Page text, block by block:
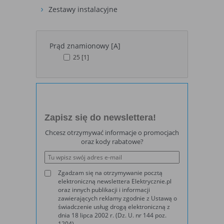
Cookies stałe nie jest kasowane po zamknięciu
przeglądarki i pozostaje w urządzeniu
właściciela witryny
serwisu, który zarządza cookies:
(first party
cookie umieszczone bezpośrednio przez
zewnętrzne
(third-party
cookie umieszczone przez zewnętrzne
wywołane przez właściciela witryny
cookie mogą być wywołane przez administratora
Zestawy instalacyjne
Prąd znamionowy [A]
25 [1]
Zapisz się do newslettera!
Chcesz otrzymywać informacje o promocjach
oraz kody rabatowe?
Zgadzam się na otrzymywanie pocztą
elektroniczną newslettera Elektrycznie.pl
oraz innych publikacji i informacji
zawierających reklamy zgodnie z Ustawą o
świadczenie usług drogą elektroniczną z
dnia 18 lipca 2002 r. (Dz. U. nr 144 poz.